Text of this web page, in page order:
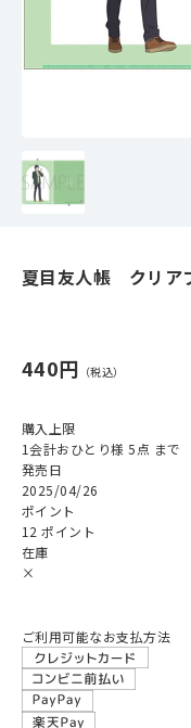
夏目友人帳 クリア
440円
購入上限
1会計おひとり様 5点 まで
発売日
2025/04/26
ポイント
12 ポイント
在庫
×
ご利用可能なお支払方法